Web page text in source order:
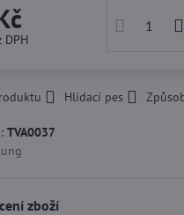
DPH
Hlídací pes
TVA0037
zboží